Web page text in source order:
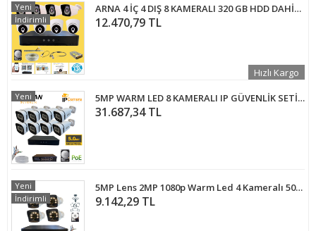
ARNA 4 İÇ 4 DIŞ 8 KAMERALI 320 GB HDD DAHİL AHD GÜVENLİK SETİ - ST32082
12.470,79 TL
Yeni
İndirimli
Hızlı Kargo
5MP WARM LED 8 KAMERALI IP GÜVENLİK SETİ 1TB HARDDİSK DAHİL ARNA-1248
31.687,34 TL
Yeni
5MP Lens 2MP 1080p Warm Led 4 Kameralı 500GB Harddisk Dahil Güvenlik Kamerası Seti - ST-24500W
9.142,29 TL
Yeni
İndirimli